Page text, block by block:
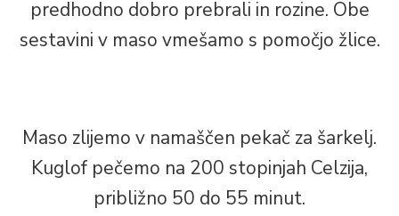
predhodno dobro prebrali in rozine. Obe
sestavini v maso vmešamo s pomočjo žlice.
Maso zlijemo v namaščen pekač za šarkelj.
Kuglof pečemo na 200 stopinjah Celzija,
približno 50 do 55 minut.